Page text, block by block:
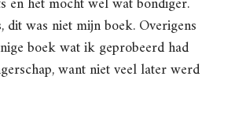
dit was niet mijn boek. Overigens
boek wat ik geprobeerd had
want niet veel later werd